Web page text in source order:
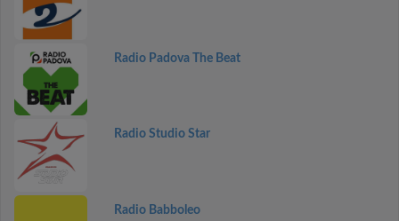
Radio Padova The Beat
Radio Studio Star
Radio Babboleo